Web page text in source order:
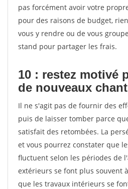
pas forcément avoir votre
pour des raisons de budget,
vous y rendre ou de vous
stand pour partager les frais.
10 : restez motivé
de nouveaux
Il ne s'agit pas de fournir des
puis de laisser tomber parce
satisfait des retombées. La
et vous pourrez constater que
fluctuent selon les périodes de
extérieurs se font plus souvent
que les travaux intérieurs se